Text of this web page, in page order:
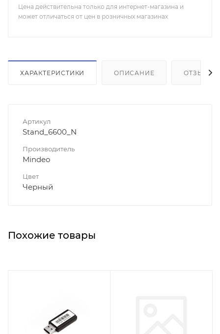
Цена действительна только для интернет-магазина и
может отличаться от цен в розничных магазинах
ХАРАКТЕРИСТИКИ ОПИСАНИЕ ОТЗЫВЫ
Артикул
Stand_6600_N
Производитель
Mindeo
Цвет
Черный
Похожие товары